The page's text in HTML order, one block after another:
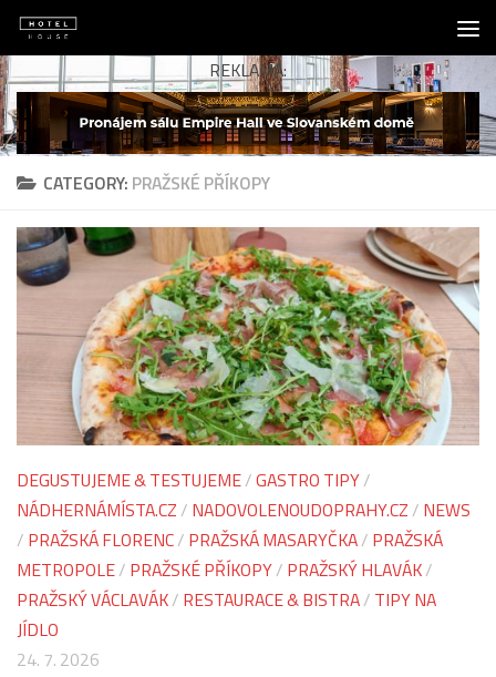
Skip to content
REKLAMA:
CATEGORY: PRAŽSKÉ PŘÍKOPY
DEGUSTUJEME & TESTUJEME/GASTRO TIPY/
NÁDHERNÁMÍSTA.CZ / NADOVOLENOUDOPRAHY.CZ / NEWS
/ PRAŽSKÁ FLORENC/ PRAŽSKÁ MASARYČKA/ PRAŽSKÁ
METROPOLE/ PRAŽSKÉ PŘÍKOPY/ PRAŽSKÝ HLAVÁK/
PRAŽSKÝ VÁCLAVÁK/ RESTAURACE & BISTRA/ TIPY NA
JÍDLO
24. 7. 2026